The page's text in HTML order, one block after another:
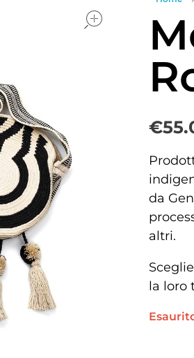
€
da
altri.
la loro